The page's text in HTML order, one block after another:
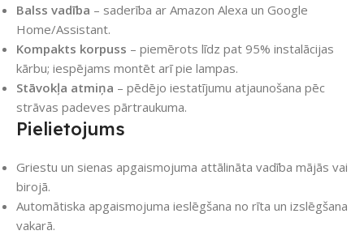
Balss vadība – saderība ar Amazon Alexa un Google
Home/Assistant.
Kompakts korpuss – piemērots līdz pat 95% instalācijas
kārbu; iespējams montēt arī pie lampas.
Stāvokļa atmiņa – pēdējo iestatījumu atjaunošana pēc
strāvas padeves pārtraukuma.
Pielietojums
Griestu un sienas apgaismojuma attālināta vadība mājās vai
birojā.
Automātiska apgaismojuma ieslēgšana no rīta un izslēgšana
vakarā.